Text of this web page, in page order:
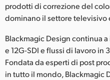
prodotti di correzione del
dominano il settore televisivo
Blackmagic Design continua
e 12G-SDI e flussi di lavoro in
Fondata da esperti di post
in tutto il mondo, Blackmagic